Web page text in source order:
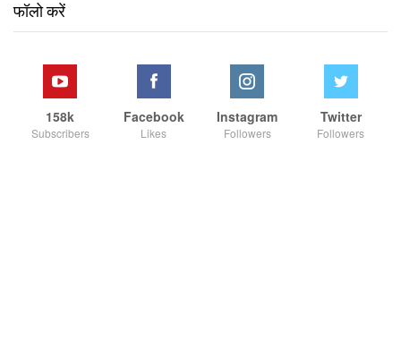
फॉलो करें
158k
Subscribers
Facebook
Likes
Instagram
Followers
Twitter
Followers